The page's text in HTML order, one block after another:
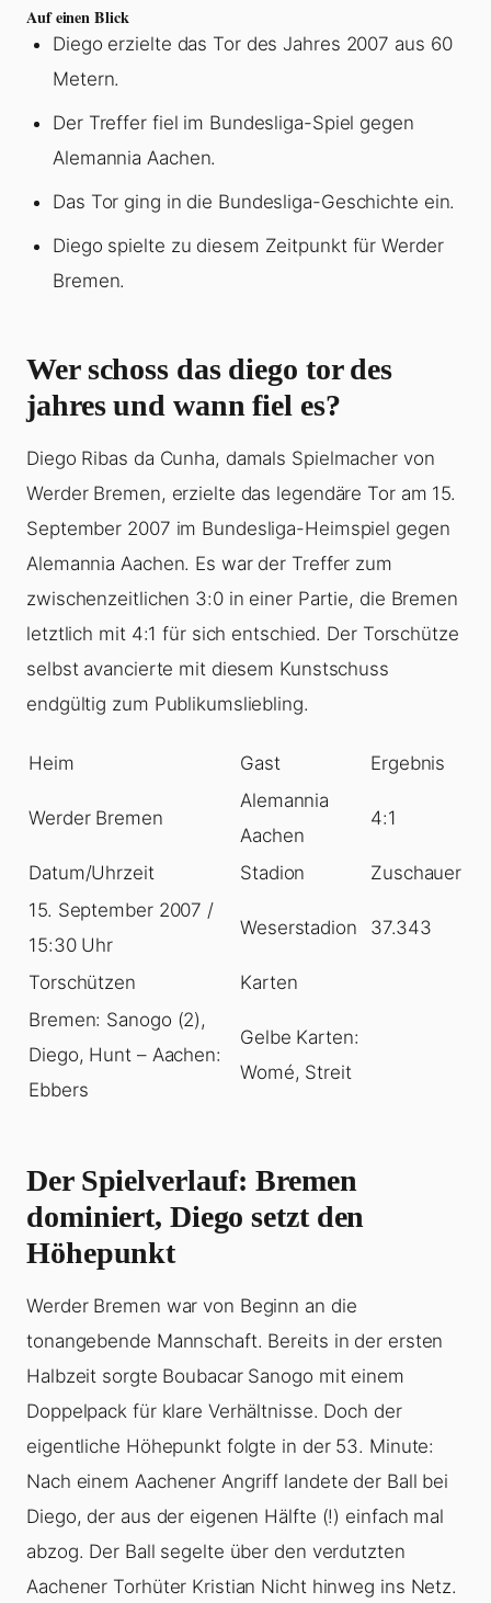
Auf einen Blick
Diego erzielte das Tor des Jahres 2007 aus 60
Metern.
Der Treffer fiel im Bundesliga-Spiel gegen
Alemannia Aachen.
Das Tor ging in die Bundesliga-Geschichte ein.
Diego spielte zu diesem Zeitpunkt für Werder
Bremen.
Wer schoss das diego tor des
jahres und wann fiel es?
Diego Ribas da Cunha, damals Spielmacher von
Werder Bremen, erzielte das legendäre Tor am 15.
September 2007 im Bundesliga-Heimspiel gegen
Alemannia Aachen. Es war der Treffer zum
zwischenzeitlichen 3:0 in einer Partie, die Bremen
letztlich mit 4:1 für sich entschied. Der Torschütze
selbst avancierte mit diesem Kunstschuss
endgültig zum Publikumsliebling.
Heim Gast Ergebnis
Werder Bremen
Alemannia
Aachen
4:1
Datum/Uhrzeit Stadion
Zuschauer
15. September 2007 /
15:30 Uhr
Weserstadion 37.343
Torschützen
Karten
Bremen: Sanogo (2),
Diego, Hunt – Aachen:
Ebbers
Gelbe Karten:
Womé, Streit
Der Spielverlauf: Bremen
dominiert, Diego setzt den
Höhepunkt
Werder Bremen war von Beginn an die
tonangebende Mannschaft. Bereits in der ersten
Halbzeit sorgte Boubacar Sanogo mit einem
Doppelpack für klare Verhältnisse. Doch der
eigentliche Höhepunkt folgte in der 53. Minute:
Nach einem Aachener Angriff landete der Ball bei
Diego, der aus der eigenen Hälfte (!) einfach mal
abzog. Der Ball segelte über den verdutzten
Aachener Torhüter Kristian Nicht hinweg ins Netz.